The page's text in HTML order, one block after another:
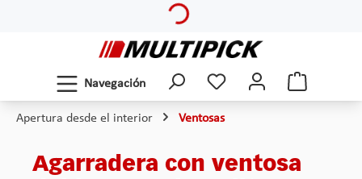
Navegación
Apertura desde el interior Ventosas
Agarradera con ventosa